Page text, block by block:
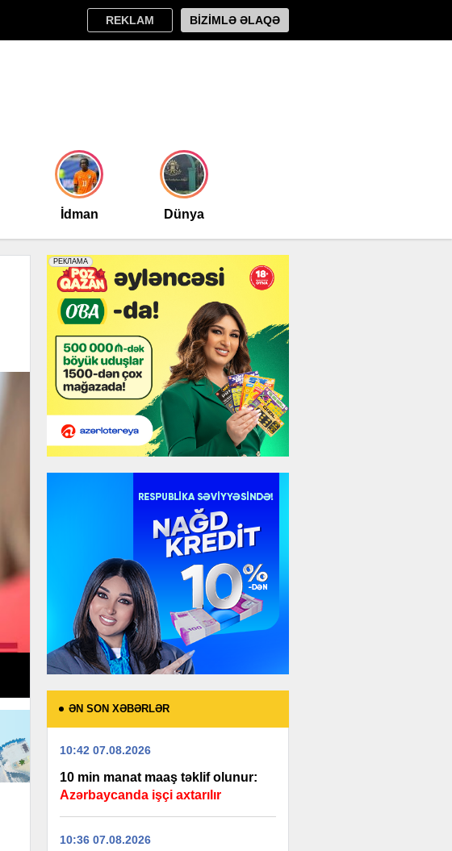
REKLAM BİZİMLƏ ƏLAQƏ
İdman Dünya
ƏN SON XƏBƏRLƏR
10:42 07.08.2026
10 min manat maaş təklif olunur:
Azərbaycanda işçi axtarılır
10:36 07.08.2026